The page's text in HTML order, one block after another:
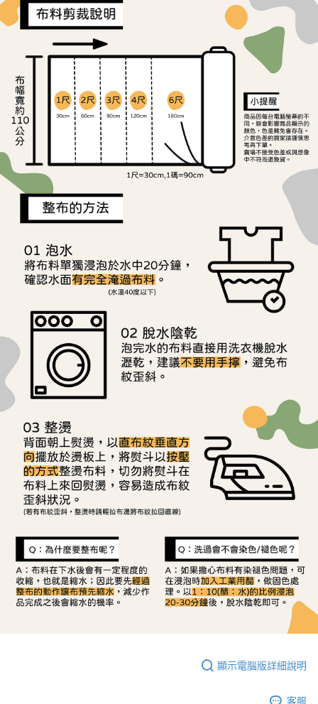
【「AFTEE先享後付」結帳流程】
１．於結帳方式選擇「AFTEE先享後付」後，將跳轉至「AFTEE先享後付」
結帳頁面，進行簡訊認證並確認金額後，即可完成結帳。
２．訂單成立數日內，您將收到繳費通知簡訊。
３．收到繳費通知簡訊後14天內，點擊此簡訊中的連結，可透過四大超商／
ATM／網路銀行／等多元方式進行付款，方視為交易完成。
※ 請注意：結帳手續完成當下不需立刻繳費，但若您需要取消訂單，請聯絡
購買商品的店家。未經商家同意取消之訂單仍視為有效，需透過AFTEE先享
後付繳納相關費用。
※ 交易是否成功請以「AFTEE先享後付 」之結帳頁面顯示為準，若有關於
是否繳費成功／繳費後需取消欲退款等相關疑問，請聯繫「AFTEE先享後付
客戶支援中心」 https://netprotections.freshdesk.com/support/home
【注意事項】
１．透過由恩沛科技股份有限公司提供之「AFTEE先享後付」服務完成之交
易，需依本服務之必要範圍內提供個人資料，並將交易相關給付款項請求債
權轉讓予恩沛科技股份有限公司。
https://aftee.tw/terms/#terms3
３．未成年的使用者請事先徵得法定代理人或監護人之同意方可使用
「AFTEE先享後付」，若未經同意申辦者引起之損失，本公司不負相關責
任。
４．使用「AFTEE先享後付」時，將依據個別帳號之用戶狀況，依本公司即
時審查核予不同之上限額度；若仍有額度不足之情形，本公司將視審查結果
請求用戶進行身份認證。
５．嚴禁一人註冊多個帳號或使用他人資訊註冊。若發現惡意使用之情形，
恩沛科技股份有限公司將有權停止該用戶之使用額度並採取法律行動。
每筆NT$65，滿NT$1,500(含以上)免運費
每筆NT$65，滿NT$1,500(含以上)免運費
宅配
每筆NT$150，滿NT$1,500(含以上)免運費
離島宅配
每筆NT$240
顯示電腦版詳細說明
客服